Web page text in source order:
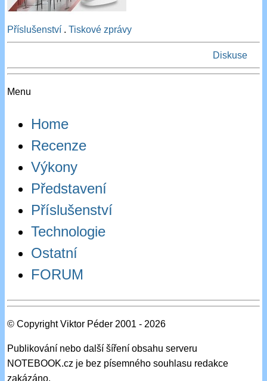
Příslušenství .Tiskové zprávy
Diskuse
Menu
Home
Recenze
Výkony
Představení
Příslušenství
Technologie
Ostatní
FORUM
© Copyright Viktor Péder 2001 - 2026
Publikování nebo další šíření obsahu serveru
NOTEBOOK.cz je bez písemného souhlasu redakce
zakázáno.